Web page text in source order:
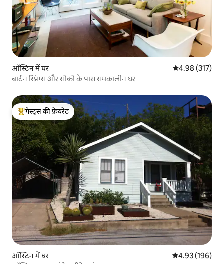
ऑस्टिन में घर औसत रेटिंग 5 में से
4.98 (317)
बार्टन स्प्रिंग्स और सोको के पास समकालीन घर
गेस्ट्स का टॉप फ़ेवरेट
गेस्ट्स की फ़ेवरेट
ऑस्टिन में घर औसत रेटिंग 5 में से
4.93 (196)